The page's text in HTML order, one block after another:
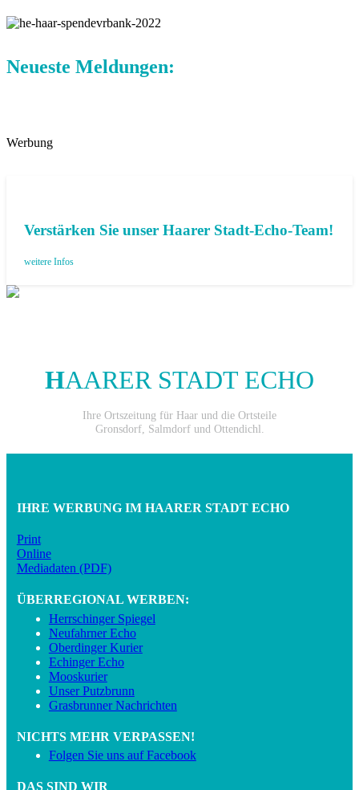
Neueste Meldungen:
Werbung
Verstärken Sie unser Haarer Stadt-Echo-Team!
weitere Infos
HAARER STADT ECHO
Ihre Ortszeitung für Haar und die Ortsteile
Gronsdorf, Salmdorf und Ottendichl.
IHRE WERBUNG IM HAARER STADT ECHO
Print
Online
Mediadaten (PDF)
ÜBERREGIONAL WERBEN:
Herrschinger Spiegel
Neufahrner Echo
Oberdinger Kurier
Echinger Echo
Mooskurier
Unser Putzbrunn
Grasbrunner Nachrichten
NICHTS MEHR VERPASSEN!
Folgen Sie uns auf Facebook
DAS SIND WIR